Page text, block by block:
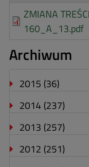
ZMIANA
160_A_13.pdf
Archiwum
2015 (36)
2014 (237)
2013 (257)
2012 (251)